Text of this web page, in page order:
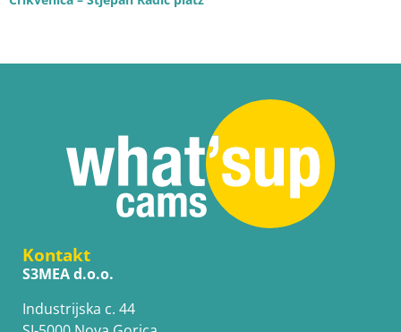
Kontakt
S3MEA d.o.o.
Industrijska c. 44